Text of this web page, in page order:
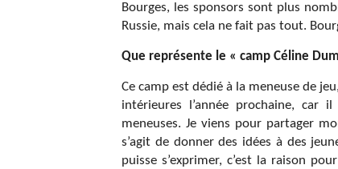
Bourges, les sponsors sont plus
Russie, mais cela ne fait pas tout.
Que représente le « camp Céline
Ce camp est dédié à la meneuse de
intérieures l’année prochaine, car
meneuses. Je viens pour partager
s’agit de donner des idées à des
puisse s’exprimer, c’est la raison